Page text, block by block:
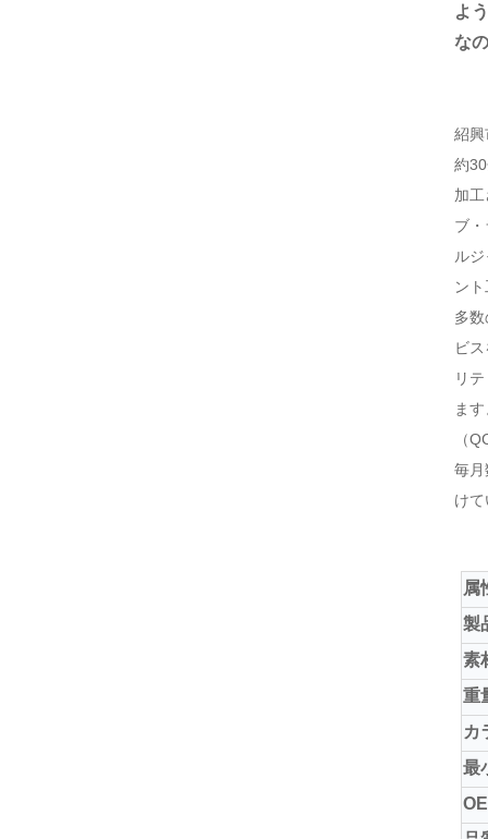
よ
な
紹
約
加
ブ
ル
ン
多
ビ
リ
ま
（
毎月
け
属
製
素
重
カ
最